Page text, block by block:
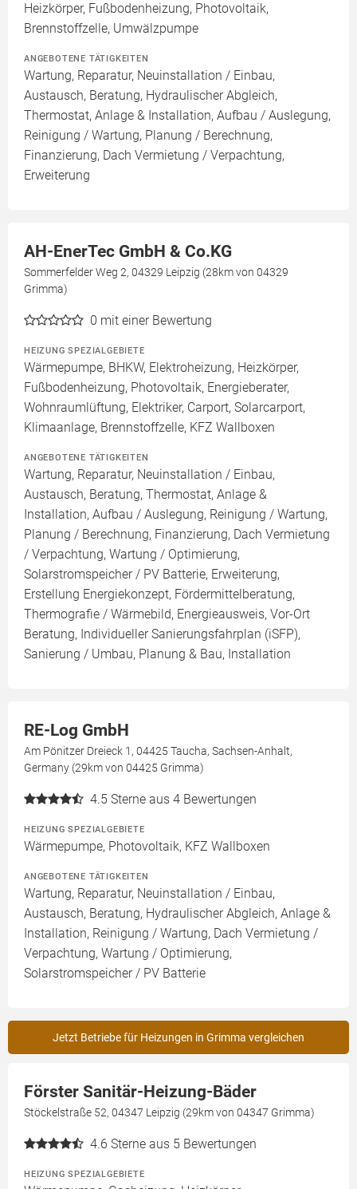
Heizkörper, Fußbodenheizung, Photovoltaik,
Brennstoffzelle, Umwälzpumpe
ANGEBOTENE TÄTIGKEITEN
Wartung, Reparatur, Neuinstallation / Einbau,
Austausch, Beratung, Hydraulischer Abgleich,
Thermostat, Anlage & Installation, Aufbau / Auslegung,
Reinigung / Wartung, Planung / Berechnung,
Finanzierung, Dach Vermietung / Verpachtung,
Erweiterung
AH-EnerTec GmbH & Co.KG
Sommerfelder Weg 2, 04329 Leipzig (28km von 04329
Grimma)
0 mit einer Bewertung
HEIZUNG SPEZIALGEBIETE
Wärmepumpe, BHKW, Elektroheizung, Heizkörper,
Fußbodenheizung, Photovoltaik, Energieberater,
Wohnraumlüftung, Elektriker, Carport, Solarcarport,
Klimaanlage, Brennstoffzelle, KFZ Wallboxen
ANGEBOTENE TÄTIGKEITEN
Wartung, Reparatur, Neuinstallation / Einbau,
Austausch, Beratung, Thermostat, Anlage &
Installation, Aufbau / Auslegung, Reinigung / Wartung,
Planung / Berechnung, Finanzierung, Dach Vermietung
/ Verpachtung, Wartung / Optimierung,
Solarstromspeicher / PV Batterie, Erweiterung,
Erstellung Energiekonzept, Fördermittelberatung,
Thermografie / Wärmebild, Energieausweis, Vor-Ort
Beratung, Individueller Sanierungsfahrplan (iSFP),
Sanierung / Umbau, Planung & Bau, Installation
RE-Log GmbH
Am Pönitzer Dreieck 1, 04425 Taucha, Sachsen-Anhalt,
Germany (29km von 04425 Grimma)
4.5 Sterne aus 4 Bewertungen
HEIZUNG SPEZIALGEBIETE
Wärmepumpe, Photovoltaik, KFZ Wallboxen
ANGEBOTENE TÄTIGKEITEN
Wartung, Reparatur, Neuinstallation / Einbau,
Austausch, Beratung, Hydraulischer Abgleich, Anlage &
Installation, Reinigung / Wartung, Dach Vermietung /
Verpachtung, Wartung / Optimierung,
Solarstromspeicher / PV Batterie
Jetzt Betriebe für Heizungen in Grimma vergleichen
Förster Sanitär-Heizung-Bäder
Stöckelstraße 52, 04347 Leipzig (29km von 04347 Grimma)
4.6 Sterne aus 5 Bewertungen
HEIZUNG SPEZIALGEBIETE